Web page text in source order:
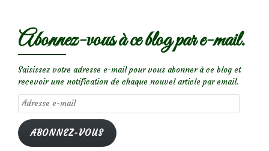
Abonnez-vous à ce blog par e-mail.
Saisissez votre adresse e-mail pour vous abonner à ce blog et
recevoir une notification de chaque nouvel article par email.
Adresse
e-
mail
ABONNEZ-VOUS